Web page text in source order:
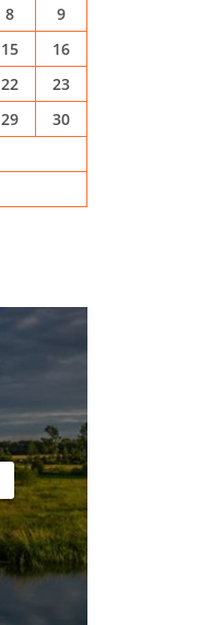
8
9
15
16
22
23
29
30